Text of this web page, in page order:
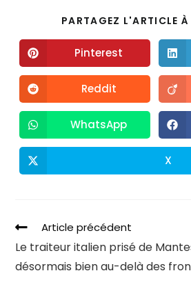
PARTAGEZ L'ARTICLE
Pinterest
Reddit
WhatsApp
X
Article précédent
Le traiteur italien prisé de
désormais bien au-delà des